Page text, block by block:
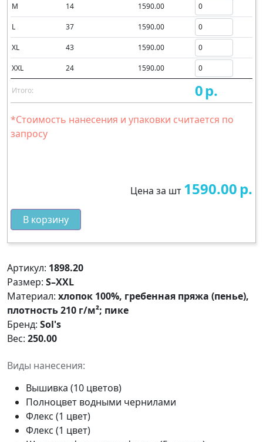
M 14 1590.00
L 37 1590.00
XL 43 1590.00
XXL 24 1590.00
Итого: 0р.
*Стоимость нанесения и упаковки считается по
запросу
Цена за шт 1590.00р.
В корзину
Артикул: 1898.20
Размер: S–XXL
Материал: хлопок 100%, гребенная пряжа (пенье),
плотность 210 г/м²; пике
Бренд: Sol's
Вес: 250.00
Виды нанесения:
Вышивка (10 цветов)
Полноцвет водными чернилами
Флекс (1 цвет)
Флекс (1 цвет)